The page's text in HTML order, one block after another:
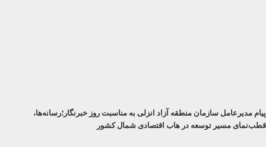
پیام مدیرعامل سازمان منطقه آزاد انزلی به مناسبت روز خبرنگار؛رسانه‌ها،
قطب‌نمای مسیر توسعه در هاب اقتصادی شمال كشور